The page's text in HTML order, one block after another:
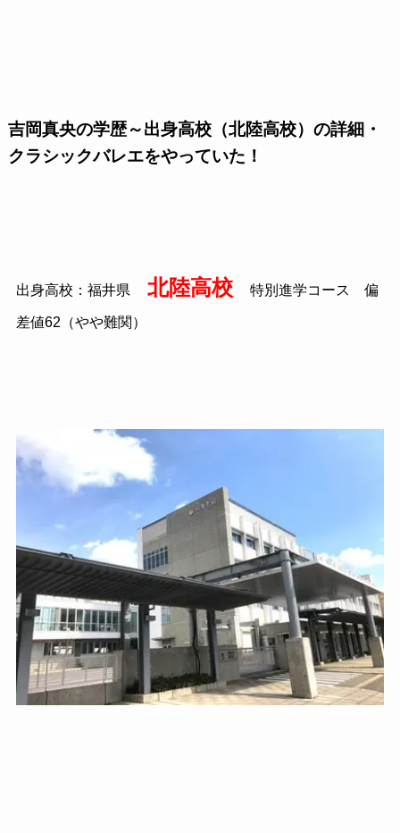
吉岡真央の学歴～出身高校（北陸高校）の詳細・
クラシックバレエをやっていた！
出身高校：福井県 北陸高校 特別進学コース 偏
差値62（やや難関）